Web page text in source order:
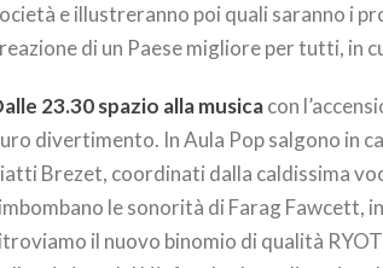
e illustreranno poi quali saranno i
di un Paese migliore per tutti, in
23.30 spazio alla musicacon
divertimento. In Aula Pop salgono in
Brezet, coordinati dalla caldissima
le sonorità di Farag Fawcett,
il nuovo binomio di qualità